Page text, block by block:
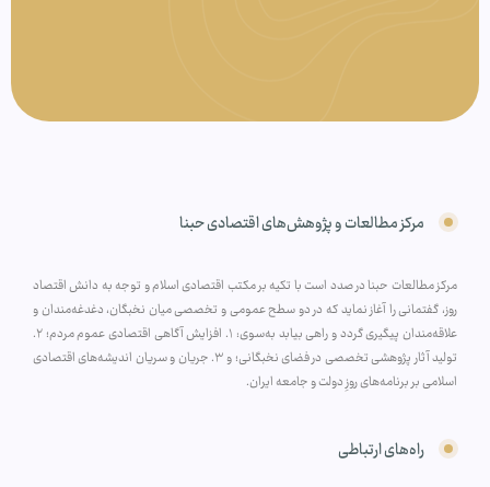
مرکز مطالعات و پژوهش‌های اقتصادی حبنا
مرکز مطالعات حبنا در صدد است با تکیه بر مکتب اقتصادی اسلام و توجه به دانش اقتصاد
روز، گفتمانی را آغاز نماید که در دو سطح عمومی و تخصصی میان نخبگان، دغدغه‌مندان و
علاقه‌مندان پیگیری گردد و راهی بیابد به‌سوی: ۱. افزایش آگاهی اقتصادی عموم مردم؛ ۲.
تولید آثار پژوهشی تخصصی در فضای نخبگانی؛ و ۳. جریان و سریان اندیشه‌های اقتصادی
اسلامی بر برنامه‌های روزِ دولت و جامعه ایران.
راه‌های ارتباطی